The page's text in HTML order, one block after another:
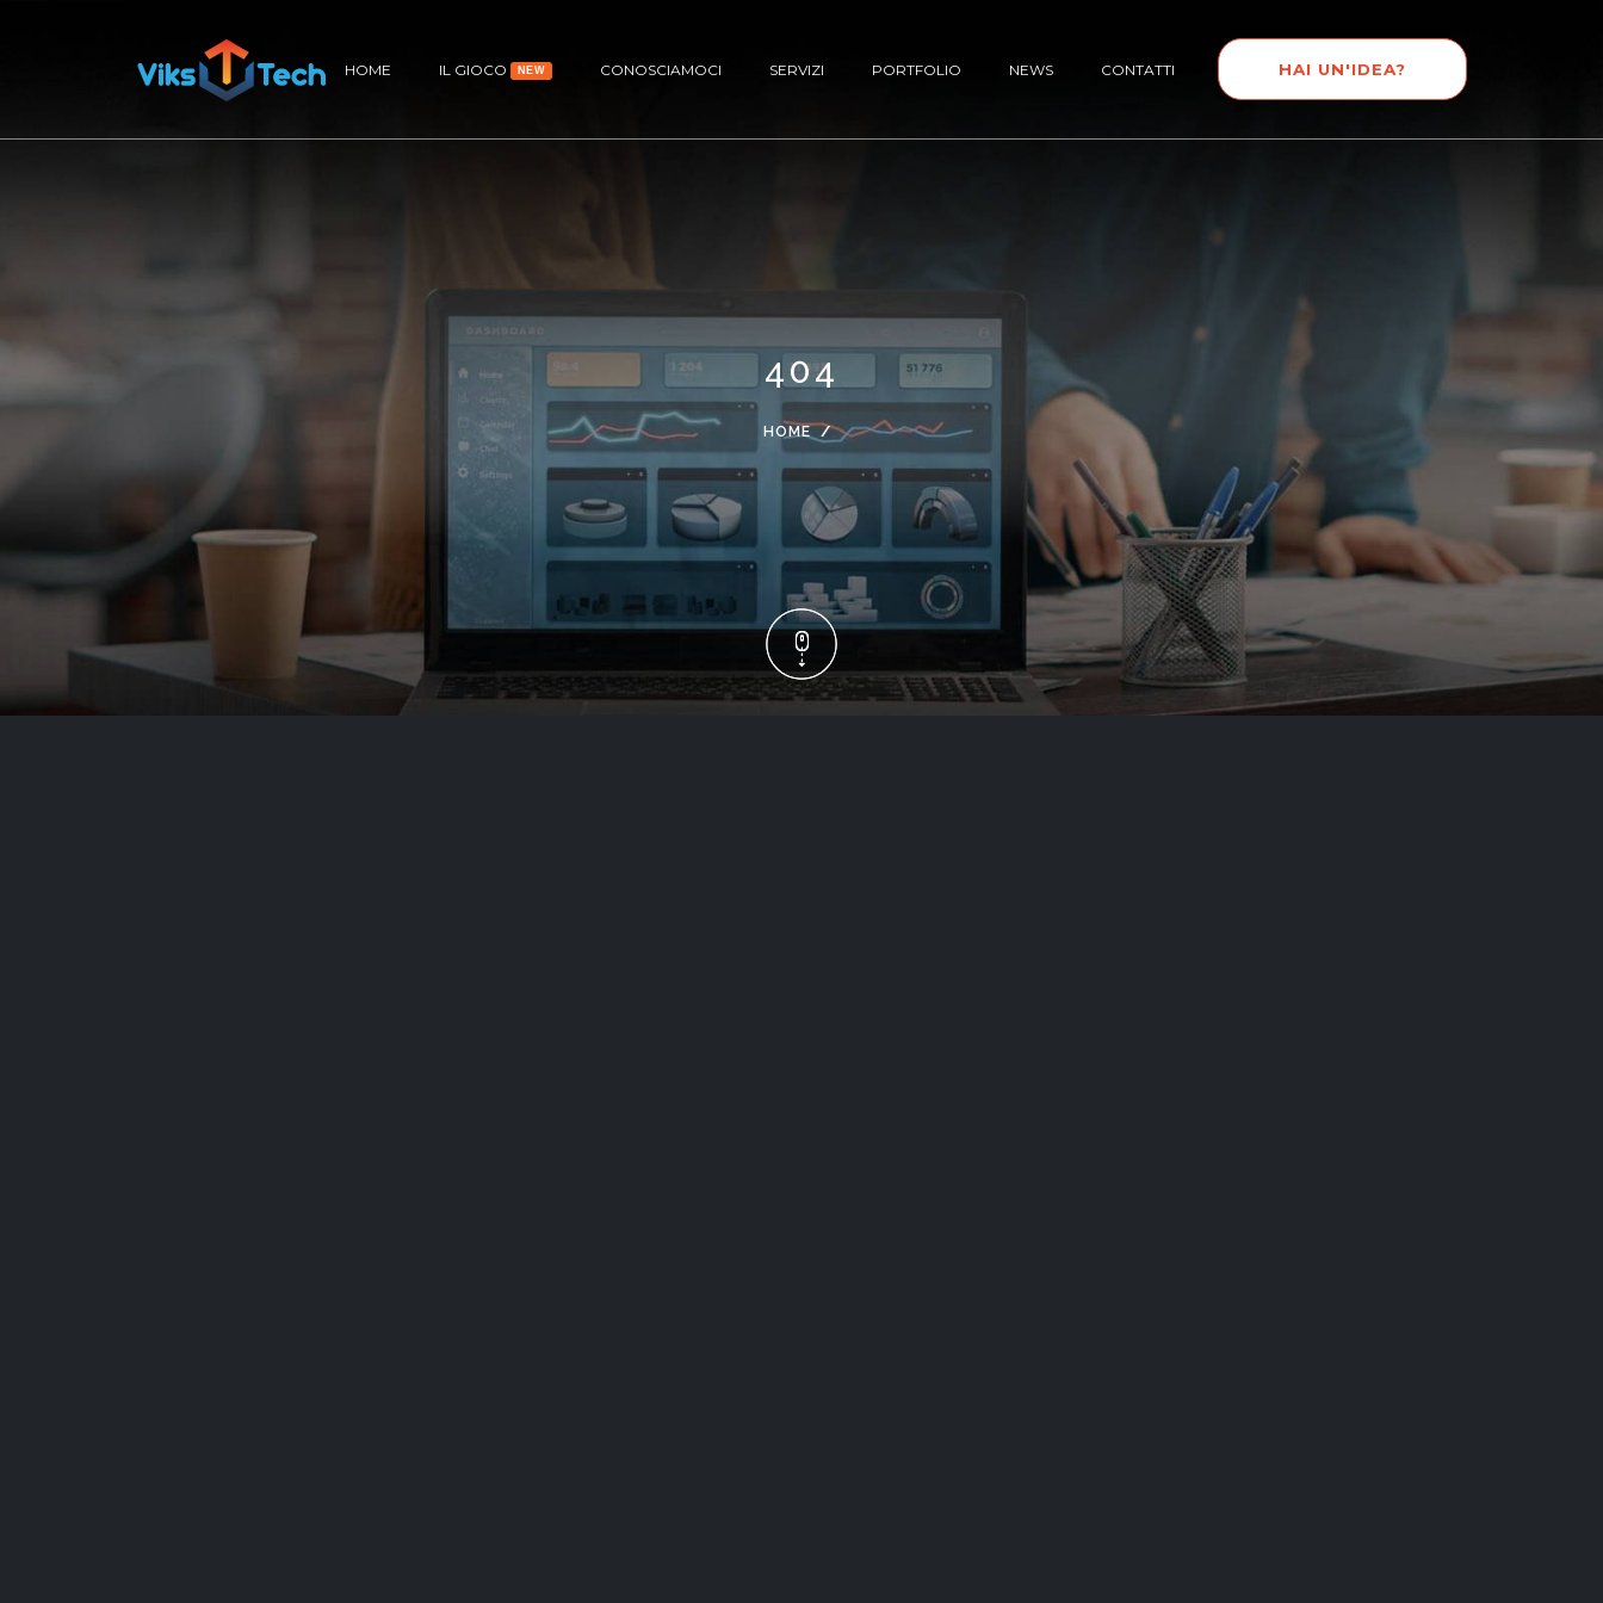
HOME IL GIOCO NEW CONOSCIAMOCI SERVIZI PORTFOLIO NEWS CONTATTI HAI UN'IDEA?
404
HOME